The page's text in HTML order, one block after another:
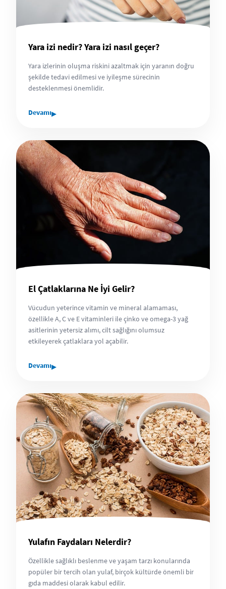
Yara izi nedir? Yara izi nasıl geçer?
Yara izlerinin oluşma riskini azaltmak için yaranın doğru
şekilde tedavi edilmesi ve iyileşme sürecinin
desteklenmesi önemlidir.
Devamı▸
El Çatlaklarına Ne İyi Gelir?
Vücudun yeterince vitamin ve mineral alamaması,
özellikle A, C ve E vitaminleri ile çinko ve omega-3 yağ
asitlerinin yetersiz alımı, cilt sağlığını olumsuz
etkileyerek çatlaklara yol açabilir.
Devamı▸
Yulafın Faydaları Nelerdir?
Özellikle sağlıklı beslenme ve yaşam tarzı konularında
popüler bir tercih olan yulaf, birçok kültürde önemli bir
gıda maddesi olarak kabul edilir.